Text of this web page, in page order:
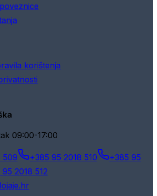
korištenja
09:00-17:00
509 +385 95 2018 510
+385 95
2018 512